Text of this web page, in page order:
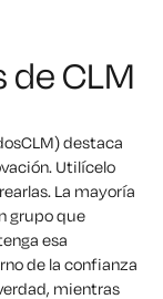
de CLM
destaca
Utilícelo
La mayoría
grupo que
esa
de la confianza
mientras